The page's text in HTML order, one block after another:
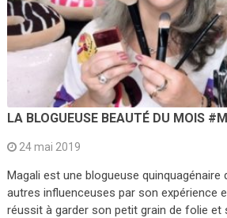
LA BLOGUEUSE BEAUTÉ DU MOIS
24 mai 2019
Magali est une blogueuse quinquagénaire
autres influenceuses par son expérience
réussit à garder son petit grain de folie et